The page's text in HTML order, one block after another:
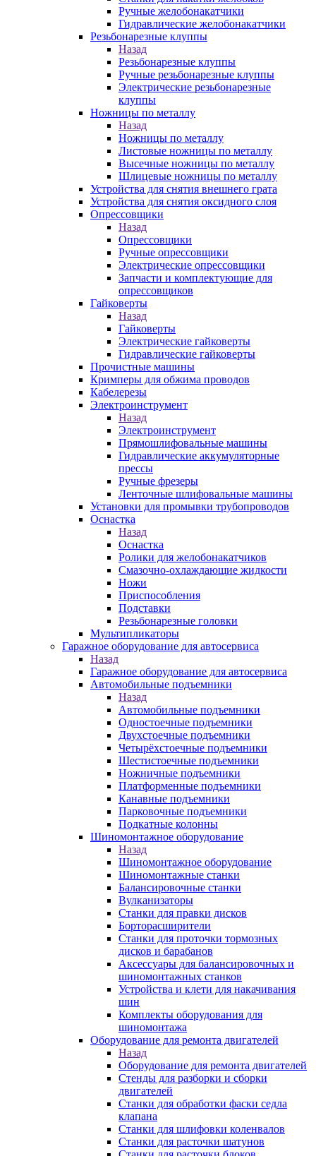
Ручные желобонакатчики
Гидравлические желобонакатчики
Резьбонарезные клуппы
Назад
Резьбонарезные клуппы
Ручные резьбонарезные клуппы
Электрические резьбонарезные
клуппы
Ножницы по металлу
Назад
Ножницы по металлу
Листовые ножницы по металлу
Высечные ножницы по металлу
Шлицевые ножницы по металлу
Устройства для снятия внешнего грата
Устройства для снятия оксидного слоя
Опрессовщики
Назад
Опрессовщики
Ручные опрессовщики
Электрические опрессовщики
Запчасти и комплектующие для
опрессовщиков
Гайковерты
Назад
Гайковерты
Электрические гайковерты
Гидравлические гайковерты
Прочистные машины
Кримперы для обжима проводов
Кабелерезы
Электроинструмент
Назад
Электроинструмент
Прямошлифовальные машины
Гидравлические аккумуляторные
прессы
Ручные фрезеры
Ленточные шлифовальные машины
Установки для промывки трубопроводов
Оснастка
Назад
Оснастка
Ролики для желобонакатчиков
Смазочно-охлаждающие жидкости
Ножи
Приспособления
Подставки
Резьбонарезные головки
Мультипликаторы
Гаражное оборудование для автосервиса
Назад
Гаражное оборудование для автосервиса
Автомобильные подъемники
Назад
Автомобильные подъемники
Одностоечные подъемники
Двухстоечные подъемники
Четырёхстоечные подъемники
Шестистоечные подъемники
Ножничные подъемники
Платформенные подъемники
Канавные подъемники
Парковочные подъемники
Подкатные колонны
Шиномонтажное оборудование
Назад
Шиномонтажное оборудование
Шиномонтажные станки
Балансировочные станки
Вулканизаторы
Станки для правки дисков
Борторасширители
Станки для проточки тормозных
дисков и барабанов
Аксессуары для балансировочных и
шиномонтажных станков
Устройства и клети для накачивания
шин
Комплекты оборудования для
шиномонтажа
Оборудование для ремонта двигателей
Назад
Оборудование для ремонта двигателей
Стенды для разборки и сборки
двигателей
Станки для обработки фаски седла
клапана
Станки для шлифовки коленвалов
Станки для расточки шатунов